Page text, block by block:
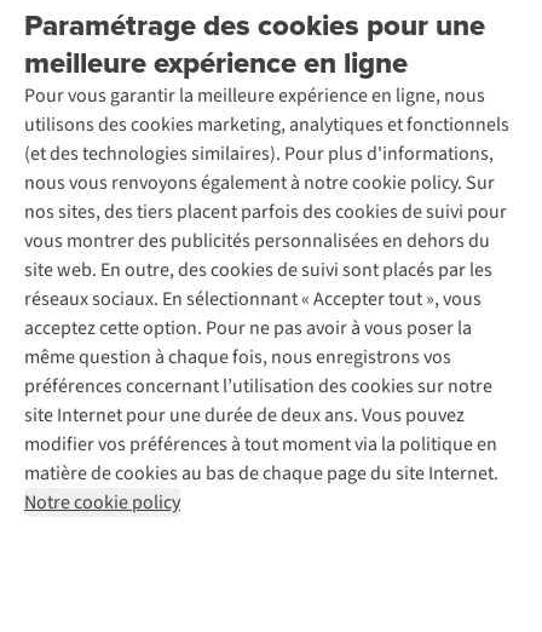
Paramétrage des cookies pour une
meilleure expérience en ligne
Pour vous garantir la meilleure expérience en ligne, nous
utilisons des cookies marketing, analytiques et fonctionnels
(et des technologies similaires). Pour plus d'informations,
nous vous renvoyons également à notre cookie policy. Sur
nos sites, des tiers placent parfois des cookies de suivi pour
vous montrer des publicités personnalisées en dehors du
site web. En outre, des cookies de suivi sont placés par les
réseaux sociaux. En sélectionnant « Accepter tout », vous
acceptez cette option. Pour ne pas avoir à vous poser la
même question à chaque fois, nous enregistrons vos
préférences concernant l’utilisation des cookies sur notre
site Internet pour une durée de deux ans. Vous pouvez
modifier vos préférences à tout moment via la politique en
matière de cookies au bas de chaque page du site Internet.
Notre cookie policy
Rétractation d'une commande
Entretien & réparations
Garantie
Contactez-nous
À propos d’Ayacucho
Nos magasins
À propos d’A.S.Adventure
Déclaration d'accessibilité
Location / Location sports d’hiver
Entretien de ski
Service de lavage
Entretien de chaussures
Réparation de chaussures
Réparation de vêtements
Retouches
Pour les entreprises
Découvrez
A.S.Magazine
Explore Camp
Gear Check
Expertise & conseils
Abonnez-vous à la newsletter
Suivez-nous
Mentions légales
Politique de confidentialité
Conditions générales
Cookie Policy
AS Adventure Luxemburg SA,